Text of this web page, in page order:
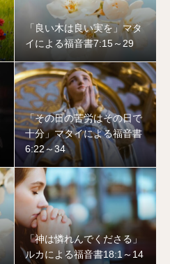
「良い木は良い実を」マタ
イによる福音書7:15～29
「その日の苦労はその日で
十分」マタイによる福音書
6:22～34
「神は憐れんでくださる」
ルカによる福音書18:1～14